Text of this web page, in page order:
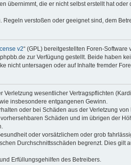
übernimmt, die er nicht selbst erstellt hat
verstoßen oder geeignet sind, dem
v2“ (GPL) bereitgestellten Foren-
zur Verfügung gestellt. Beide haben
nicht untersagen oder auf Inhalte fremder
wesentlicher Vertragspflichten
insbesondere entgangenen Gewinn.
oder bei Schäden aus der Verletzung
Schäden und im übrigen der
oder vorsätzlichem oder grob
Durchschnittsschäden begrenzt. Dies gilt
Erfüllungsgehilfen des Betreibers.